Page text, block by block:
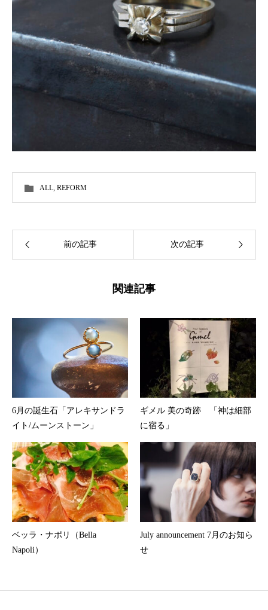
ALL, REFORM
前の記事 次の記事
関連記事
6月の誕生石「アレキサンドラ
イト/ムーンストーン」
ギメル 美の奇跡 「神は細部
に宿る」
ベッラ・ナポリ（Bella
Napoli）
July announcement 7月のお知ら
せ